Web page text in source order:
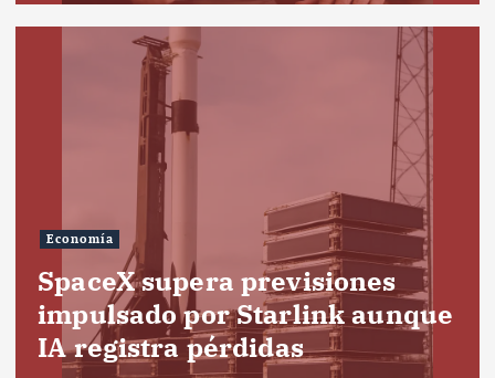
Economía
SpaceX supera previsiones
impulsado por Starlink aunque
IA registra pérdidas